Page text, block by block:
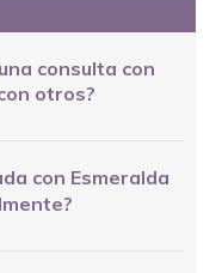
consulta con
otros?
con Esmeralda